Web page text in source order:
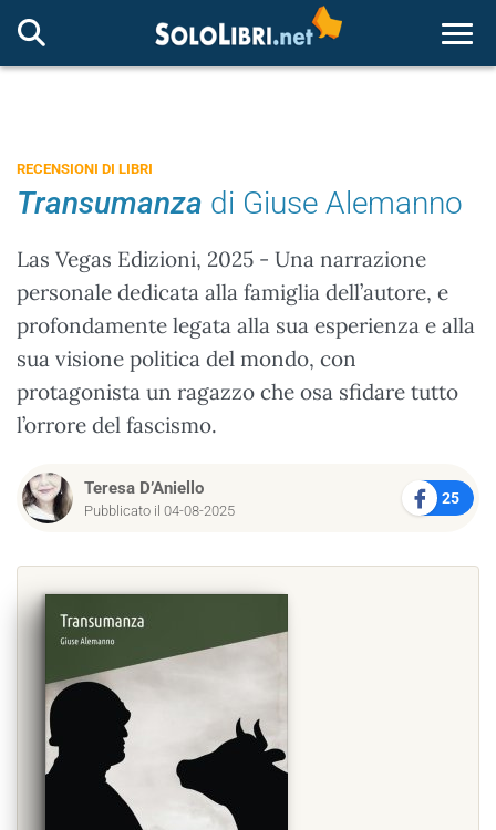
RECENSIONI DI LIBRI
Transumanza di Giuse Alemanno
Las Vegas Edizioni, 2025 - Una narrazione
personale dedicata alla famiglia dell’autore, e
profondamente legata alla sua esperienza e alla
sua visione politica del mondo, con
protagonista un ragazzo che osa sfidare tutto
l’orrore del fascismo.
Teresa D’Aniello
Pubblicato il 04-08-2025
25